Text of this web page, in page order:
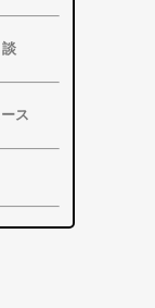
市
・袋
エリ
市
市
ス
・磐
・掛